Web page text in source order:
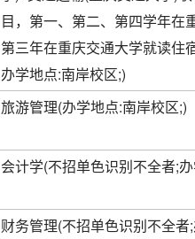
目，第一、第二、第四学年在
第三年在重庆交通大学就读住
办学地点:南岸校区;)
旅游管理(办学地点:南岸校区;)
会计学(不招单色识别不全者;
财务管理(不招单色识别不全